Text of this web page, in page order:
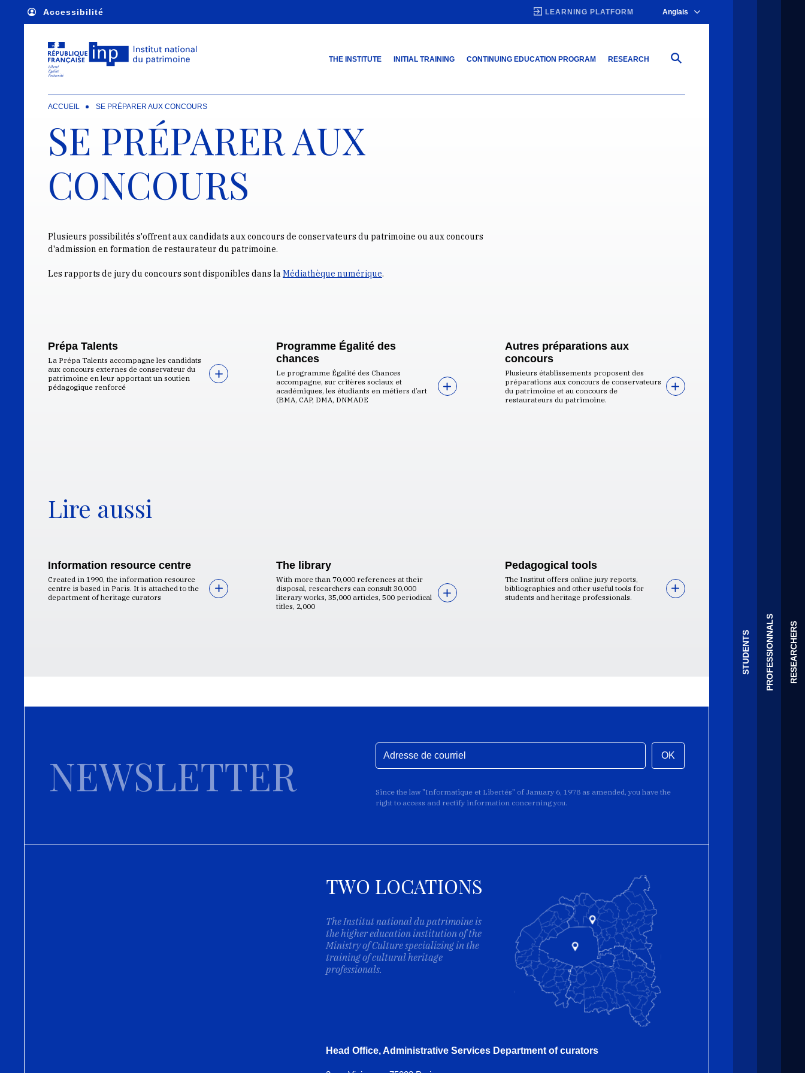
STUDENTS PROFESSIONNALS RESEARCHERS
THE INSTITUTE INITIAL TRAINING CONTINUING EDUCATION PROGRAM RESEARCH
Accessibilité LEARNING PLATFORM Anglais
ACCUEIL SE PRÉPARER AUX CONCOURS
SE PRÉPARER AUX
CONCOURS
Plusieurs possibilités s'offrent aux candidats aux concours de conservateurs du patrimoine ou aux concours
d'admission en formation de restaurateur du patrimoine.
Les rapports de jury du concours sont disponibles dans la Médiathèque numérique.
Prépa Talents
La Prépa Talents accompagne les candidats
aux concours externes de conservateur du
patrimoine en leur apportant un soutien
pédagogique renforcé
Programme Égalité des
chances
Le programme Égalité des Chances
accompagne, sur critères sociaux et
académiques, les étudiants en métiers d’art
(BMA, CAP, DMA, DNMADE
Autres préparations aux
concours
Plusieurs établissements proposent des
préparations aux concours de conservateurs
du patrimoine et au concours de
restaurateurs du patrimoine.
Lire aussi
Information resource centre
Created in 1990, the information resource
centre is based in Paris. It is attached to the
department of heritage curators
The library
With more than 70,000 references at their
disposal, researchers can consult 30,000
literary works, 35,000 articles, 500 periodical
titles, 2,000
Pedagogical tools
The Institut offers online jury reports,
bibliographies and other useful tools for
students and heritage professionals.
NEWSLETTER OK
Since the law "Informatique et Libertés" of January 6, 1978 as amended, you have the
right to access and rectify information concerning you.
TWO LOCATIONS
The Institut national du patrimoine is
the higher education institution of the
Ministry of Culture specializing in the
training of cultural heritage
professionals.
Head Office, Administrative Services Department of curators